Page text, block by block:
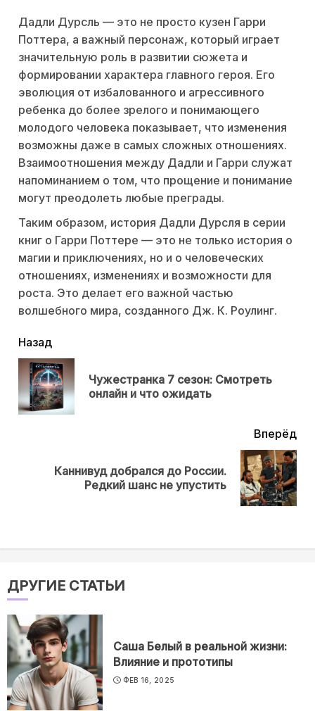
Дадли Дурсль — это не просто кузен Гарри
Поттера, а важный персонаж, который играет
значительную роль в развитии сюжета и
формировании характера главного героя. Его
эволюция от избалованного и агрессивного
ребенка до более зрелого и понимающего
молодого человека показывает, что изменения
возможны даже в самых сложных отношениях.
Взаимоотношения между Дадли и Гарри служат
напоминанием о том, что прощение и понимание
могут преодолеть любые преграды.
Таким образом, история Дадли Дурсля в серии
книг о Гарри Поттере — это не только история о
магии и приключениях, но и о человеческих
отношениях, изменениях и возможности для
роста. Это делает его важной частью
волшебного мира, созданного Дж. К. Роулинг.
читать
еще
Назад
Чужестранка 7 сезон: Смотреть
онлайн и что ожидать
Вперёд
Каннивуд добрался до России.
Редкий шанс не упустить
ДРУГИЕ СТАТЬИ
Саша Белый в реальной жизни:
Влияние и прототипы
ФЕВ 16, 2025